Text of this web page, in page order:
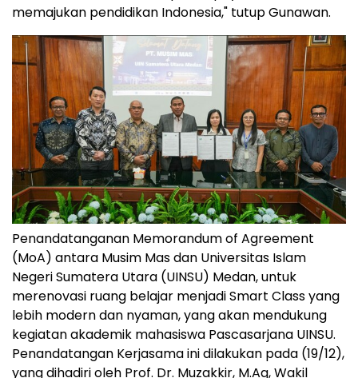
memajukan pendidikan Indonesia," tutup Gunawan.
Penandatanganan Memorandum of Agreement
(MoA) antara Musim Mas dan Universitas Islam
Negeri Sumatera Utara (UINSU) Medan, untuk
merenovasi ruang belajar menjadi Smart Class yang
lebih modern dan nyaman, yang akan mendukung
kegiatan akademik mahasiswa Pascasarjana UINSU.
Penandatangan Kerjasama ini dilakukan pada (19/12),
yang dihadiri oleh Prof. Dr. Muzakkir, M.Ag, Wakil